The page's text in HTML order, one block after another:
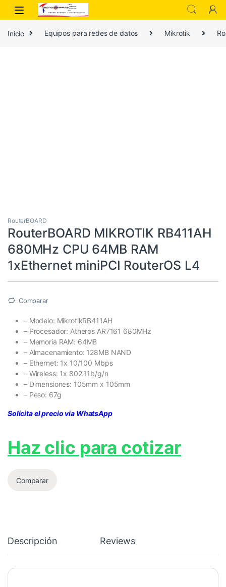
Inicio Equipos para redes de datos Mikrotik
RouterBOARD
RouterBOARD MIKROTIK RB411AH
680MHz CPU 64MB RAM
1xEthernet miniPCI RouterOS L4
Comparar
– Modelo: MikrotikRB411AH
– Procesador: Atheros AR7161 680MHz
– Memoria RAM: 64MB
– Almacenamiento: 128MB NAND
– Ethernet: 1x 10/100 Mbps
– Wireless: 1x 802.11b/g/n
– Dimensiones: 105mm x 105mm
– Peso: 67g
Solicita el precio via WhatsApp
Haz clic para cotizar
Comparar
Descripción Reviews